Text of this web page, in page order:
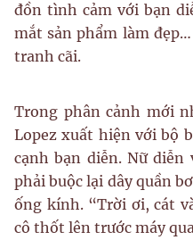
đồn tình cảm với bạn
mắt sản phẩm làm
tranh cãi.
Trong phân cảnh mới
Lopez xuất hiện với bộ
cạnh bạn diễn. Nữ diễn
phải buộc lại dây quần
ống kính. “Trời ơi, cát
cô thốt lên trước máy